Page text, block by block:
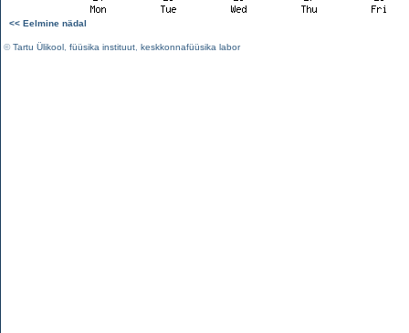
<< Eelmine nädal
©Tartu Ülikool füüsika instituut keskkonnafüüsika labor